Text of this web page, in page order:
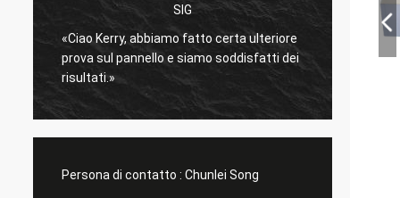
SIG
«Ciao Kerry, abbiamo fatto certa ulteriore
prova sul pannello e siamo soddisfatti dei
risultati.»
Persona di contatto : Chunlei Song